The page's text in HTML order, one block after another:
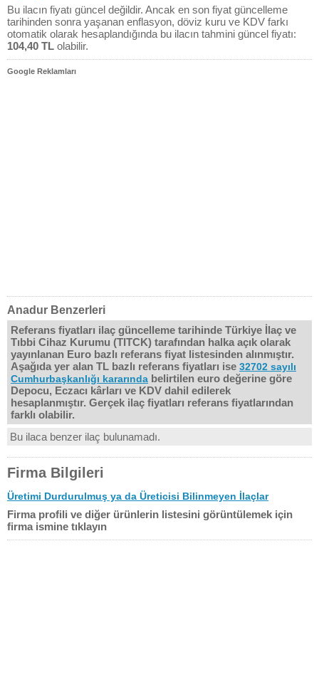
Bu ilacın fiyatı güncel değildir. Ancak en son fiyat güncelleme
tarihinden sonra yaşanan enflasyon, döviz kuru ve KDV farkı
otomatik olarak hesaplandığında bu ilacın tahmini güncel fiyatı:
104,40 TL olabilir.
Google Reklamları
Anadur Benzerleri
Referans fiyatları ilaç güncelleme tarihinde Türkiye İlaç ve
Tıbbi Cihaz Kurumu (TITCK) tarafından halka açık olarak
yayınlanan Euro bazlı referans fiyat listesinden alınmıştır.
Aşağıda yer alan TL bazlı referans fiyatları ise 32702 sayılı
Cumhurbaşkanlığı kararında belirtilen euro değerine göre
Depocu, Eczacı kârları ve KDV dahil edilerek
hesaplanmıştır. Gerçek ilaç fiyatları referans fiyatlarından
farklı olabilir.
Bu ilaca benzer ilaç bulunamadı.
Firma Bilgileri
Üretimi Durdurulmuş ya da Üreticisi Bilinmeyen İlaçlar
Firma profili ve diğer ürünlerin listesini görüntülemek için
firma ismine tıklayın